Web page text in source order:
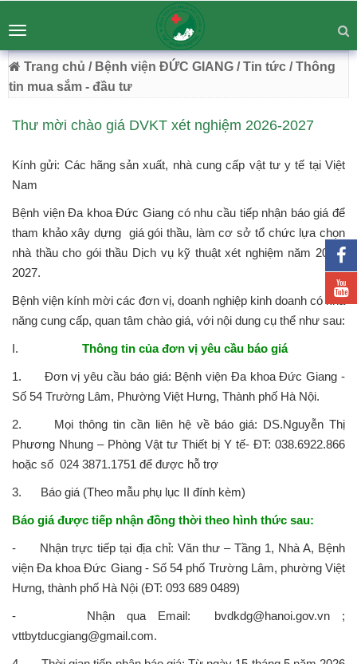
BỆNH VIỆN ĐA KHOA ĐỨC GIANG
Chuyên Sâu - Tận Tâm - Vươn Tầm
54 Trường Lâm, Việt Hưng, Hà Nội
Toggle
navigation
Trang chủ / Bệnh viện ĐỨC GIANG / Tin tức / Thông
tin mua sắm - đầu tư
Thư mời chào giá DVKT xét nghiệm 2026-2027
Kính gửi: Các hãng sản xuất, nhà cung cấp vật tư y tế tại Việt
Nam
Bệnh viện Đa khoa Đức Giang có nhu cầu tiếp nhận báo giá để
tham khảo xây dựng giá gói thầu, làm cơ sở tổ chức lựa chọn
nhà thầu cho gói thầu Dịch vụ kỹ thuật xét nghiệm năm 2026-
2027.
Bệnh viện kính mời các đơn vị, doanh nghiệp kinh doanh có khả
năng cung cấp, quan tâm chào giá, với nội dung cụ thể như sau:
I. Thông tin của đơn vị yêu cầu báo giá
1. Đơn vị yêu cầu báo giá: Bệnh viện Đa khoa Đức Giang -
Số 54 Trường Lâm, Phường Việt Hưng, Thành phố Hà Nội.
2. Mọi thông tin cần liên hệ về báo giá: DS.Nguyễn Thị
Phương Nhung – Phòng Vật tư Thiết bị Y tế- ĐT: 038.6922.866
hoặc số 024 3871.1751 để được hỗ trợ
3. Báo giá (Theo mẫu phụ lục II đính kèm)
Báo giá được tiếp nhận đồng thời theo hình thức sau:
- Nhận trực tiếp tại địa chỉ: Văn thư – Tầng 1, Nhà A, Bệnh
viện Đa khoa Đức Giang - Số 54 phố Trường Lâm, phường Việt
Hưng, thành phố Hà Nội (ĐT: 093 689 0489)
- Nhận qua Email: bvdkdg@hanoi.gov.vn ;
vttbytducgiang@gmail.com.